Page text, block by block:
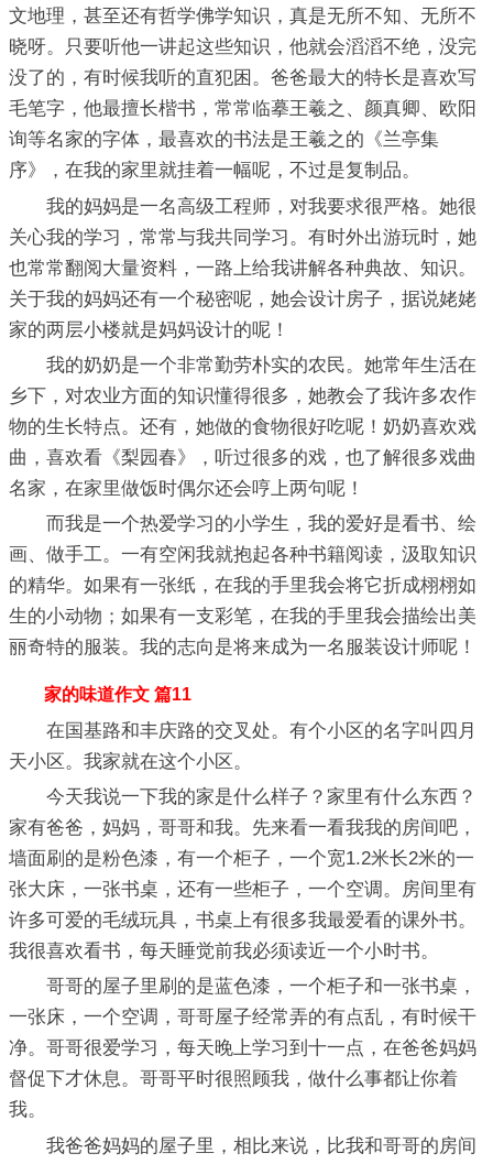
文地理，甚至还有哲学佛学知识，真是无所不知、无所不
晓呀。只要听他一讲起这些知识，他就会滔滔不绝，没完
没了的，有时候我听的直犯困。爸爸最大的特长是喜欢写
毛笔字，他最擅长楷书，常常临摹王羲之、颜真卿、欧阳
询等名家的字体，最喜欢的书法是王羲之的《兰亭集
序》，在我的家里就挂着一幅呢，不过是复制品。
我的妈妈是一名高级工程师，对我要求很严格。她很
关心我的学习，常常与我共同学习。有时外出游玩时，她
也常常翻阅大量资料，一路上给我讲解各种典故、知识。
关于我的妈妈还有一个秘密呢，她会设计房子，据说姥姥
家的两层小楼就是妈妈设计的呢！
我的奶奶是一个非常勤劳朴实的农民。她常年生活在
乡下，对农业方面的知识懂得很多，她教会了我许多农作
物的生长特点。还有，她做的食物很好吃呢！奶奶喜欢戏
曲，喜欢看《梨园春》，听过很多的戏，也了解很多戏曲
名家，在家里做饭时偶尔还会哼上两句呢！
而我是一个热爱学习的小学生，我的爱好是看书、绘
画、做手工。一有空闲我就抱起各种书籍阅读，汲取知识
的精华。如果有一张纸，在我的手里我会将它折成栩栩如
生的小动物；如果有一支彩笔，在我的手里我会描绘出美
丽奇特的服装。我的志向是将来成为一名服装设计师呢！
家的味道作文 篇11
在国基路和丰庆路的交叉处。有个小区的名字叫四月
天小区。我家就在这个小区。
今天我说一下我的家是什么样子？家里有什么东西？
家有爸爸，妈妈，哥哥和我。先来看一看我我的房间吧，
墙面刷的是粉色漆，有一个柜子，一个宽1.2米长2米的一
张大床，一张书桌，还有一些柜子，一个空调。房间里有
许多可爱的毛绒玩具，书桌上有很多我最爱看的课外书。
我很喜欢看书，每天睡觉前我必须读近一个小时书。
哥哥的屋子里刷的是蓝色漆，一个柜子和一张书桌，
一张床，一个空调，哥哥屋子经常弄的有点乱，有时候干
净。哥哥很爱学习，每天晚上学习到十一点，在爸爸妈妈
督促下才休息。哥哥平时很照顾我，做什么事都让你着
我。
我爸爸妈妈的屋子里，相比来说，比我和哥哥的房间